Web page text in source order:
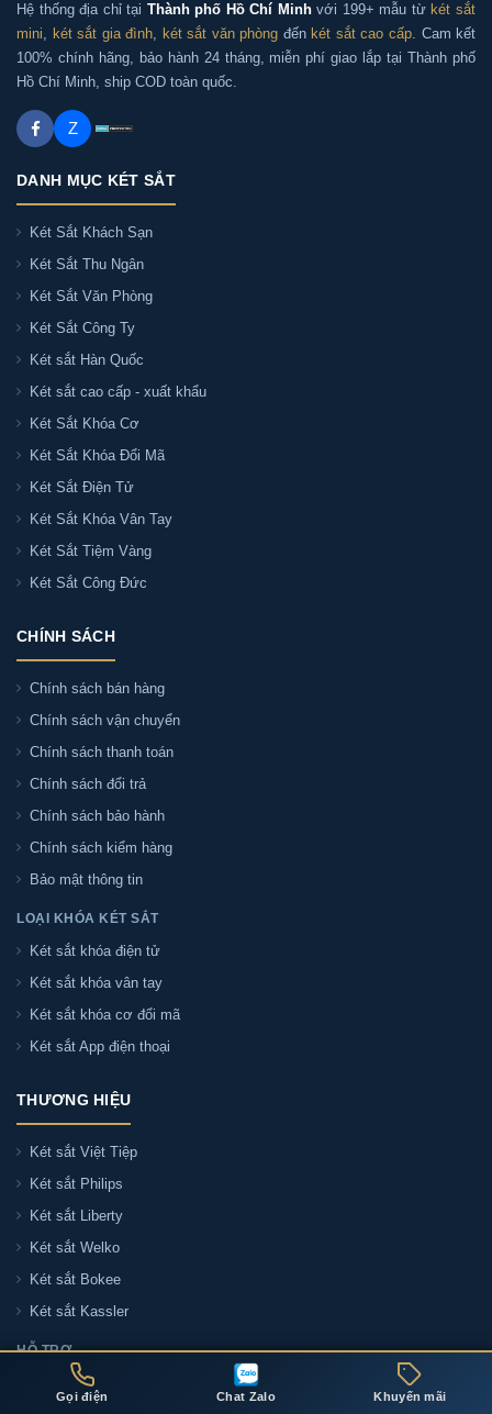
Gọi điện Chat Zalo Khuyến mãi
Hệ thống địa chỉ tại Thành phố Hồ Chí Minhvới 199+ mẫu từ két sắt
mini, két sắt gia đình, két sắt văn phòng đến két sắt cao cấp. Cam kết
100% chính hãng, bảo hành 24 tháng, miễn phí giao lắp tại Thành phố
Hồ Chí Minh, ship COD toàn quốc.
Z
DANH MỤC KÉT SẮT
Két Sắt Khách Sạn
Két Sắt Thu Ngân
Két Sắt Văn Phòng
Két Sắt Công Ty
Két sắt Hàn Quốc
Két sắt cao cấp - xuất khẩu
Két Sắt Khóa Cơ
Két Sắt Khóa Đổi Mã
Két Sắt Điện Tử
Két Sắt Khóa Vân Tay
Két Sắt Tiệm Vàng
Két Sắt Công Đức
CHÍNH SÁCH
Chính sách bán hàng
Chính sách vận chuyển
Chính sách thanh toán
Chính sách đổi trả
Chính sách bảo hành
Chính sách kiểm hàng
Bảo mật thông tin
LOẠI KHÓA KÉT SẮT
Két sắt khóa điện tử
Két sắt khóa vân tay
Két sắt khóa cơ đổi mã
Két sắt App điện thoại
THƯƠNG HIỆU
Két sắt Việt Tiệp
Két sắt Philips
Két sắt Liberty
Két sắt Welko
Két sắt Bokee
Két sắt Kassler
HỖ TRỢ
Liên hệ tư vấn